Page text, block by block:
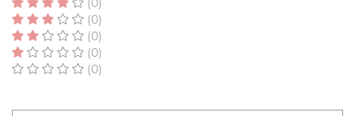
(0)
(0)
(0)
(0)
(0)